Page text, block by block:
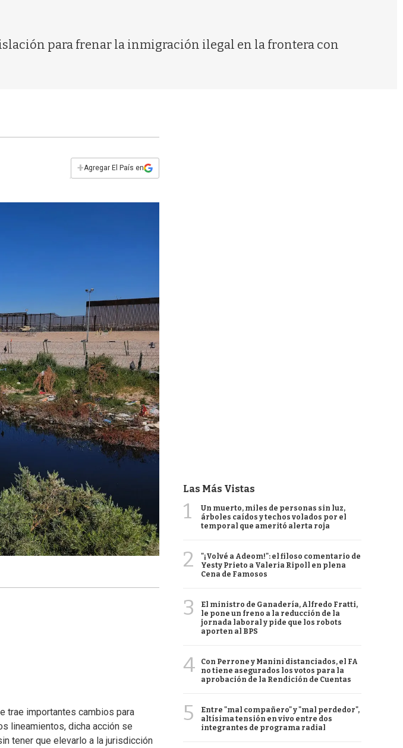
para frenar la inmigración ilegal en la frontera con
+Agregar El País en
trae importantes cambios para
lineamientos, dicha acción se
tener que elevarlo a la jurisdicción
Las Más Vistas
1
Un muerto, miles de personas sin luz,
árboles caídos y techos volados por el
temporal que ameritó alerta roja
2
"¡Volvé a Adeom!": el filoso comentario de
Yesty Prieto a Valeria Ripoll en plena
Cena de Famosos
3
El ministro de Ganadería, Alfredo Fratti,
le pone un freno a la reducción de la
jornada laboral y pide que los robots
aporten al BPS
4
Con Perrone y Manini distanciados, el FA
no tiene asegurados los votos para la
aprobación de la Rendición de Cuentas
5
Entre "mal compañero" y "mal perdedor",
altísima tensión en vivo entre dos
integrantes de programa radial